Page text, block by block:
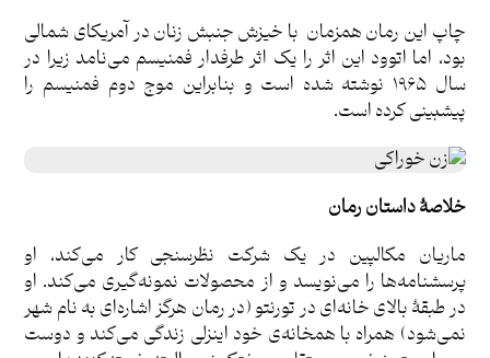
چاپ این رمان همزمان با خیزش جنبش زنان در آمریکای شمالی
بود، اما اتوود این اثر را یک اثر طرفدار فمنیسم می‌نامد زیرا در
سال ۱۹۶۵ نوشته شده است و بنابراین موج دوم فمنیسم را
پیشبینی کرده ‌است.
خلاصۀ داستان رمان
ماریان مکالپین در یک شرکت نظرسنجی کار می‌کند، او
پرسشنامه‌ها را می‌نویسد و از محصولات نمونه‌گیری می‌کند. او
در طبقۀ بالای خانه‌ای در تورنتو (در رمان هرگز اشاره‌ای به نام شهر
نمی‌شود) همراه با همخان‍ه‌ی خود اینزلی زندگی می‌کند و دوست